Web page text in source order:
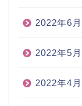
2022年6月
2022年5月
2022年4月